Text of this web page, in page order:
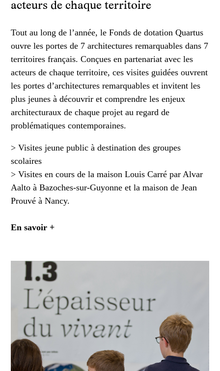
acteurs de chaque territoire
Tout au long de l’année, le Fonds de dotation Quartus
ouvre les portes de 7 architectures remarquables dans 7
territoires français. Conçues en partenariat avec les
acteurs de chaque territoire, ces visites guidées ouvrent
les portes d’architectures remarquables et invitent les
plus jeunes à découvrir et comprendre les enjeux
architecturaux de chaque projet au regard de
problématiques contemporaines.
> Visites jeune public à destination des groupes
scolaires
> Visites en cours de la maison Louis Carré par Alvar
Aalto à Bazoches-sur-Guyonne et la maison de Jean
Prouvé à Nancy.
En savoir +